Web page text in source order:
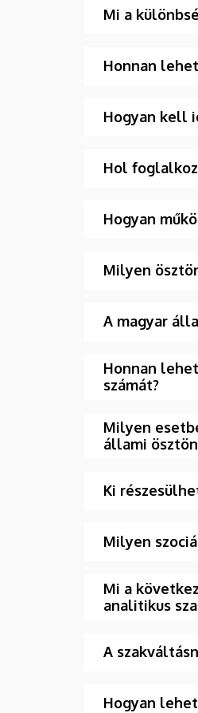
Mi a
Honnan
Hogyan kell
Hol
Hogyan
Milyen
A magyar
Honnan
számát?
Milyen
állami
Ki
Milyen
Mi a
analitikus
A
Hogyan